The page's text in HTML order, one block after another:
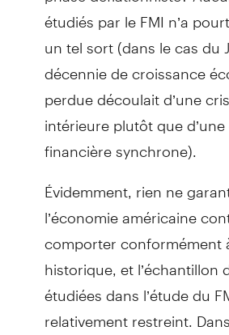
étudiés par le FMI n’a
un tel sort (dans le cas du
décennie de croissance
perdue découlait d’une
intérieure plutôt que
financière synchrone).
Évidemment, rien ne
l’économie américaine
comporter conformément
historique, et l’échantillon
étudiées dans l’étude du
relativement restreint.